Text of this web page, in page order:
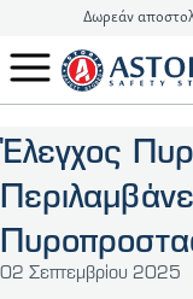
Δωρεάν
2310 90 16 16
Έλεγχος
02 Σεπτεμβρίου 2025